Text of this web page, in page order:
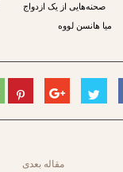
صحنه‌هایی از یک ازدواج
میا هانسن لووه
مقاله بعدی